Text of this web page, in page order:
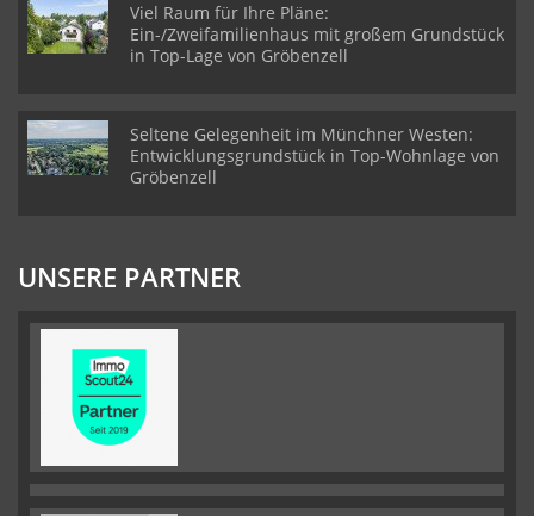
Viel Raum für Ihre Pläne:
Ein-/Zweifamilienhaus mit großem Grundstück
in Top-Lage von Gröbenzell
Seltene Gelegenheit im Münchner Westen:
Entwicklungsgrundstück in Top-Wohnlage von
Gröbenzell
UNSERE PARTNER